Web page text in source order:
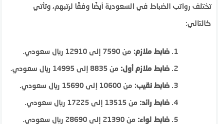
تختلف رواتب الضباط في السعودية أيضًا وفقًا لرتبهم، وتأتي
كالتالي:
ضابط ملازم: من 7590 إلى 12910 ريال سعودي.
ضابط ملازم أول: من 8835 إلى 14995 ريال سعودي.
ضابط نقيب: من 10600 إلى 15690 ريال سعودي.
ضابط رائد: من 13515 إلى 17225 ريال سعودي.
ضابط لواء: من 21390 إلى 28690 ريال سعودي.